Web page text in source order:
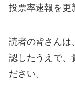
投票率速報を更
読者の皆さんは
認したうえで、
ださい。